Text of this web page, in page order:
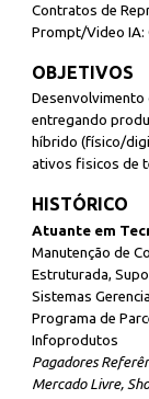
Contratos de
Prompt/Video IA:
OBJETIVOS
entregando
híbrido (físico/
ativos fisicos de
HISTÓRICO
Atuante em
Manutenção de
Estruturada,
Sistemas
Programa de
Infoprodutos
Pagadores
Mercado Livre,